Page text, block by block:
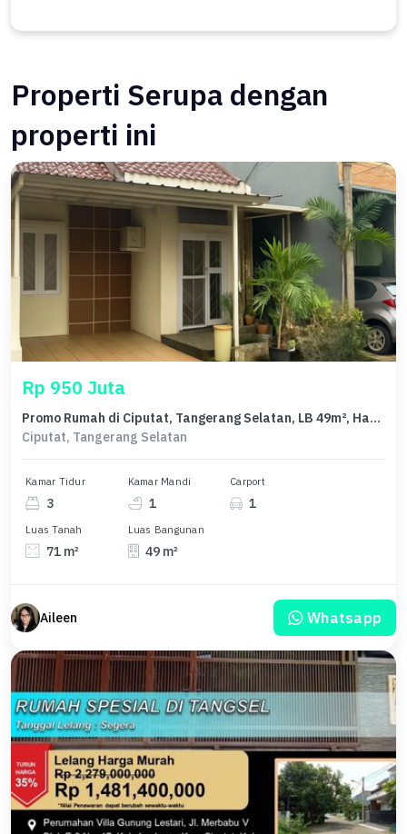
Properti Serupa dengan
properti ini
Rp 950 Juta
Promo Rumah di Ciputat, Tangerang Selatan, LB 49m², Harga 950 Juta
Ciputat, Tangerang Selatan
Kamar Tidur
3
Kamar Mandi
1
Carport
1
Luas Tanah
71 m²
Luas Bangunan
49 m²
Aileen Whatsapp